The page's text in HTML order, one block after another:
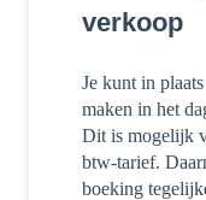
verkoop
Je kunt in
maken in het
Dit is mogelijk
btw-tarief.
boeking